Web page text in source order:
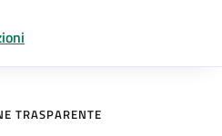
TRASPARENTE